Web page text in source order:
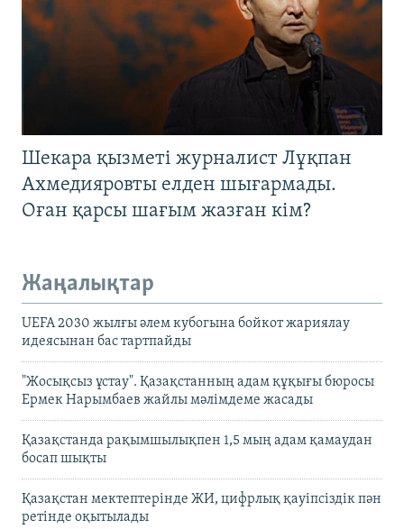
Шекара қызметі журналист Лұқпан
Ахмедияровты елден шығармады.
Оған қарсы шағым жазған кім?
Жаңалықтар
UEFA 2030 жылғы әлем кубогына бойкот жариялау
идеясынан бас тартпайды
"Жосықсыз ұстау". Қазақстанның адам құқығы бюросы
Ермек Нарымбаев жайлы мәлімдеме жасады
Қазақстанда рақымшылықпен 1,5 мың адам қамаудан
босап шықты
Қазақстан мектептерінде ЖИ, цифрлық қауіпсіздік пән
ретінде оқытылады